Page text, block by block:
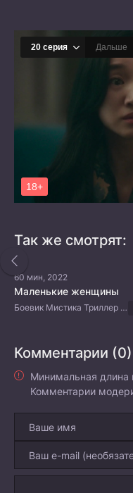
Так же смотрят:
60 мин, 2022
Маленькие женщины
Боевик Мистика Триллер Драма Корейские дорамы
Комментарии (0)
Минимальная длина
Комментарии